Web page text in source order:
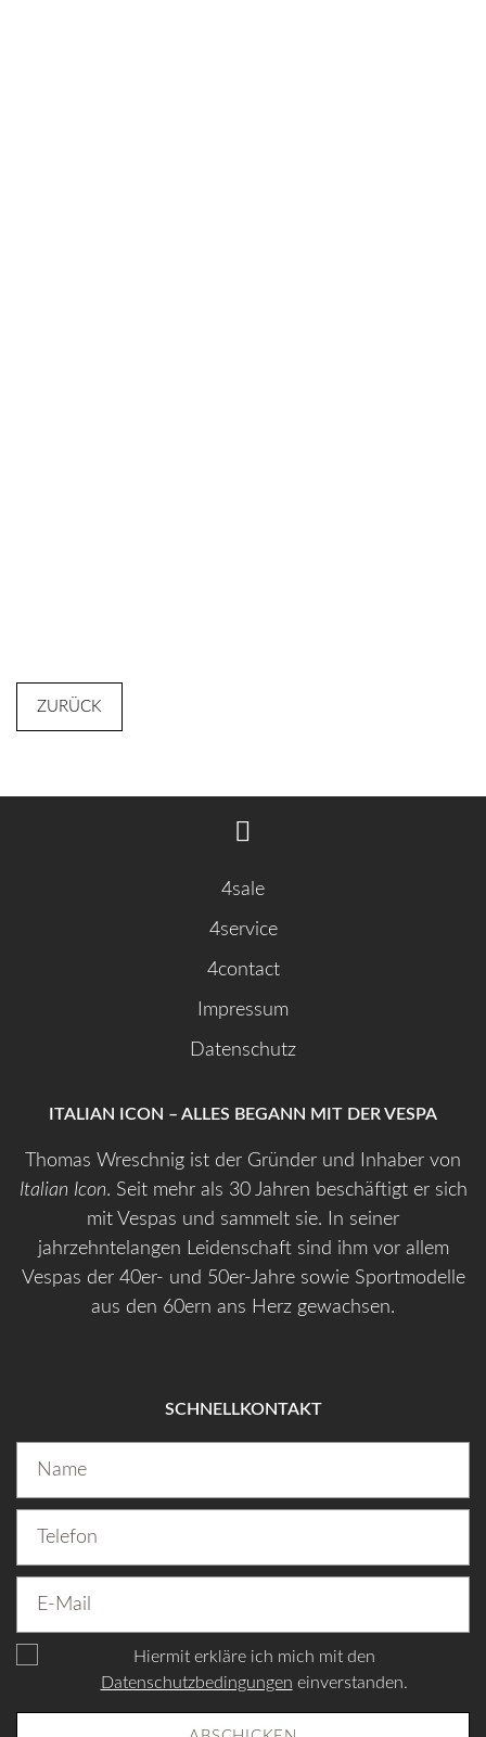
ZURÜCK
4sale
4service
4contact
Impressum
Datenschutz
ITALIAN ICON – ALLES BEGANN MIT DER VESPA
Thomas Wreschnig ist der Gründer und Inhaber von
Italian Icon. Seit mehr als 30 Jahren beschäftigt er sich
mit Vespas und sammelt sie. In seiner
jahrzehntelangen Leidenschaft sind ihm vor allem
Vespas der 40er- und 50er-Jahre sowie Sportmodelle
aus den 60ern ans Herz gewachsen.
SCHNELLKONTAKT
Hiermit erkläre ich mich mit den
Datenschutzbedingungen einverstanden.